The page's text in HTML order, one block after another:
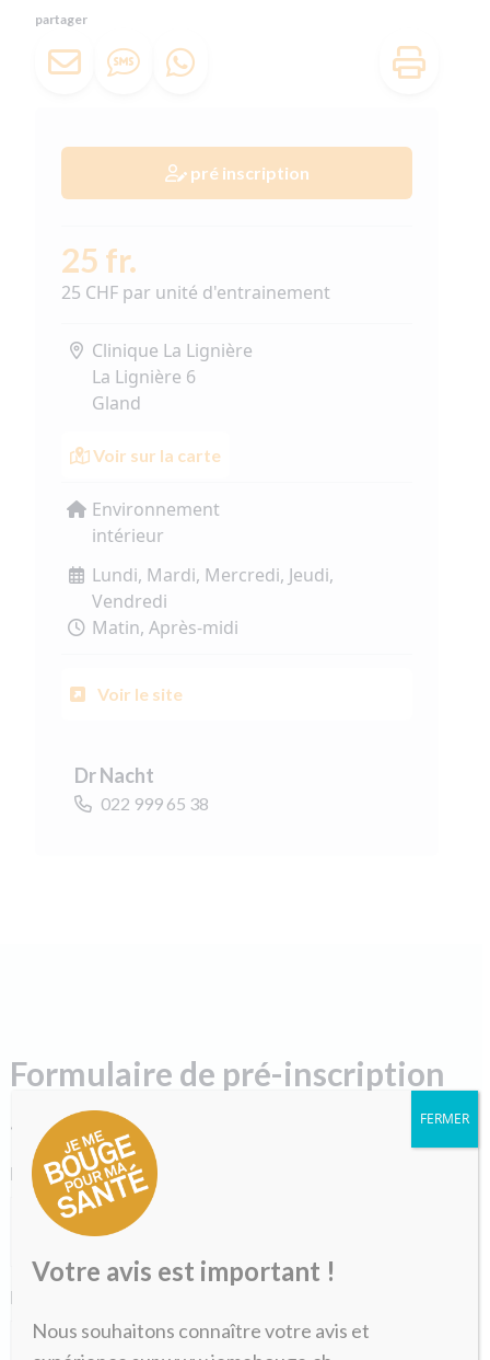
partager
pré inscription
25 fr.
25 CHF par unité d'entrainement
Clinique La Lignière
La Lignière 6
Gland
Voir sur la carte
Environnement
intérieur
Lundi, Mardi, Mercredi, Jeudi,
Vendredi
Matin, Après-midi
Voir le site
Dr Nacht
022 999 65 38
Formulaire de pré-inscription
«
» indique les champs nécessaires
Nom*
Prénom
Votre avis est important !
Nous souhaitons connaître votre avis et
FERMER